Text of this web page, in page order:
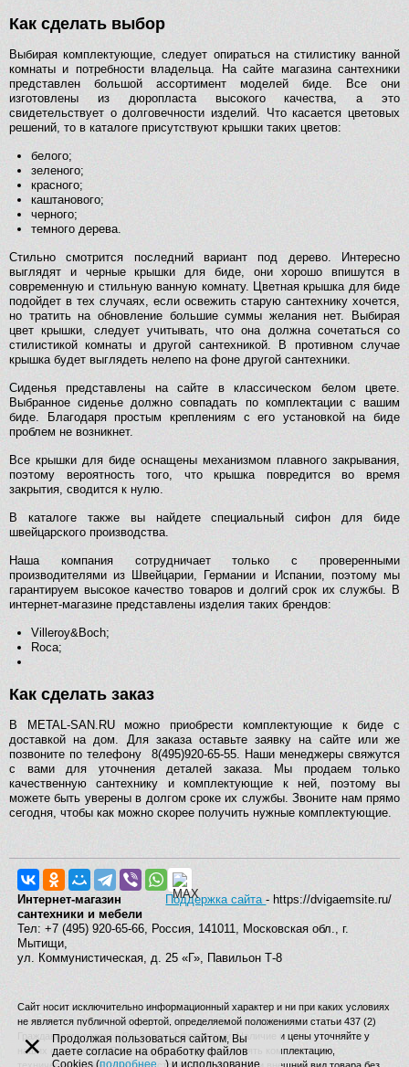
Как сделать выбор
Выбирая комплектующие, следует опираться на стилистику ванной
комнаты и потребности владельца. На сайте магазина сантехники
представлен большой ассортимент моделей биде. Все они
изготовлены из дюропласта высокого качества, а это
свидетельствует о долговечности изделий. Что касается цветовых
решений, то в каталоге присутствуют крышки таких цветов:
белого;
зеленого;
красного;
каштанового;
черного;
темного дерева.
Стильно смотрится последний вариант под дерево. Интересно
выглядят и черные крышки для биде, они хорошо впишутся в
современную и стильную ванную комнату. Цветная крышка для биде
подойдет в тех случаях, если освежить старую сантехнику хочется,
но тратить на обновление большие суммы желания нет. Выбирая
цвет крышки, следует учитывать, что она должна сочетаться со
стилистикой комнаты и другой сантехникой. В противном случае
крышка будет выглядеть нелепо на фоне другой сантехники.
Сиденья представлены на сайте в классическом белом цвете.
Выбранное сиденье должно совпадать по комплектации с вашим
биде. Благодаря простым креплениям с его установкой на биде
проблем не возникнет.
Все крышки для биде оснащены механизмом плавного закрывания,
поэтому вероятность того, что крышка повредится во время
закрытия, сводится к нулю.
В каталоге также вы найдете специальный сифон для биде
швейцарского производства.
Наша компания сотрудничает только с проверенными
производителями из Швейцарии, Германии и Испании, поэтому мы
гарантируем высокое качество товаров и долгий срок их службы. В
интернет-магазине представлены изделия таких брендов:
Villeroy&Boch;
Roca;
Как сделать заказ
В METAL-SAN.RU можно приобрести комплектующие к биде с
доставкой на дом. Для заказа оставьте заявку на сайте или же
позвоните по телефону 8(495)920-65-55. Наши менеджеры свяжутся
с вами для уточнения деталей заказа. Мы продаем только
качественную сантехнику и комплектующие к ней, поэтому вы
можете быть уверены в долгом сроке их службы. Звоните нам прямо
сегодня, чтобы как можно скорее получить нужные комплектующие.
Поддержка сайта- https://dvigaemsite.ru/
Интернет-магазин
сантехники и мебели
Тел: +7 (495) 920-65-66, Россия, 141011, Московская обл., г.
Мытищи,
ул. Коммунистическая, д. 25 «Г», Павильон Т-8
Сайт носит исключительно информационный характер и ни при каких условиях
не является публичной офертой, определяемой положениями статьи 437 (2)
Гражданского кодекса Российской Федерации. Наличие и цены уточняйте у
наших операторов. Производитель вправе изменять комплектацию,
×
Продолжая пользоваться сайтом, Вы
даете согласие на обработку файлов
Cookies (подробнее... ) и использование